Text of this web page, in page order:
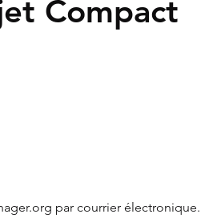
Compact
par courrier électronique.